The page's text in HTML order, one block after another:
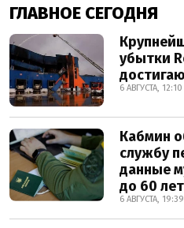
ГЛАВНОЕ СЕГОДНЯ
убытки
6 АВГУСТА, 12:10
Кабмин
службу
данные
до 60 лет
6 АВГУСТА, 19:39